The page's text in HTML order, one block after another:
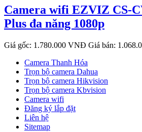
Camera wifi EZVIZ CS-
Plus đa năng 1080p
Giá gốc: 1.780.000 VNĐ Giá bán:
Camera Thanh Hóa
Trọn bộ camera Dahua
Trọn bộ camera Hikvision
Trọn bộ camera Kbvision
Camera wifi
Đăng ký lắp đặt
Liên hệ
Sitemap